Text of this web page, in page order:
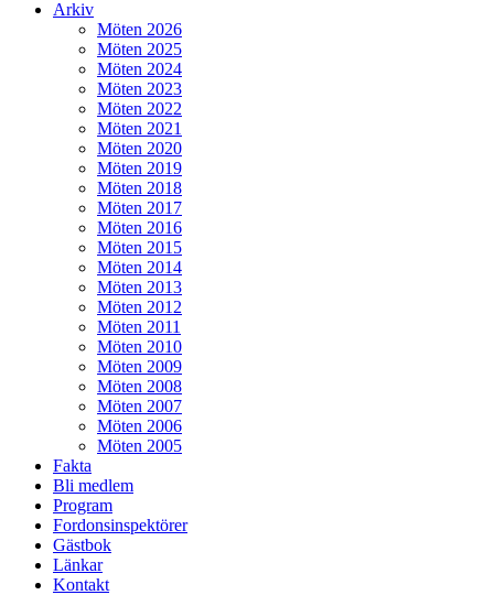
Arkiv
Möten 2026
Möten 2025
Möten 2024
Möten 2023
Möten 2022
Möten 2021
Möten 2020
Möten 2019
Möten 2018
Möten 2017
Möten 2016
Möten 2015
Möten 2014
Möten 2013
Möten 2012
Möten 2011
Möten 2010
Möten 2009
Möten 2008
Möten 2007
Möten 2006
Möten 2005
Fakta
Bli medlem
Program
Fordonsinspektörer
Gästbok
Länkar
Kontakt